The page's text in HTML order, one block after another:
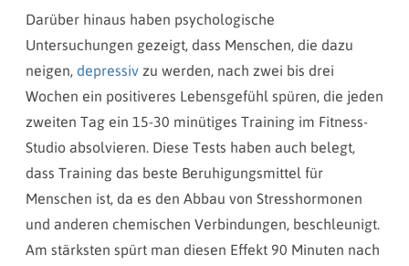
Darüber hinaus haben psychologische
Untersuchungen gezeigt, dass Menschen, die dazu
neigen, depressiv zu werden, nach zwei bis drei
Wochen ein positiveres Lebensgefühl spüren, die jeden
zweiten Tag ein 15-30 minütiges Training im Fitness-
Studio absolvieren. Diese Tests haben auch belegt,
dass Training das beste Beruhigungsmittel für
Menschen ist, da es den Abbau von Stresshormonen
und anderen chemischen Verbindungen, beschleunigt.
Am stärksten spürt man diesen Effekt 90 Minuten nach